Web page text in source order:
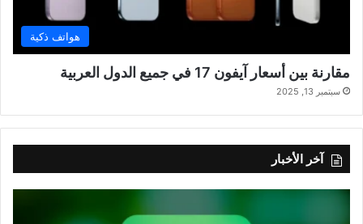
هواتف ذكية
مقارنة بين أسعار آيفون 17 في جميع الدول العربية
سبتمبر 13, 2025
آخر الأخبار